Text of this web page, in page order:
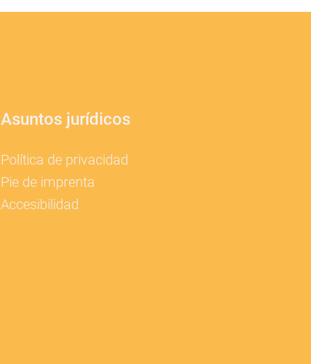
Asuntos jurídicos
Política de privacidad
Pie de imprenta
Accesibilidad